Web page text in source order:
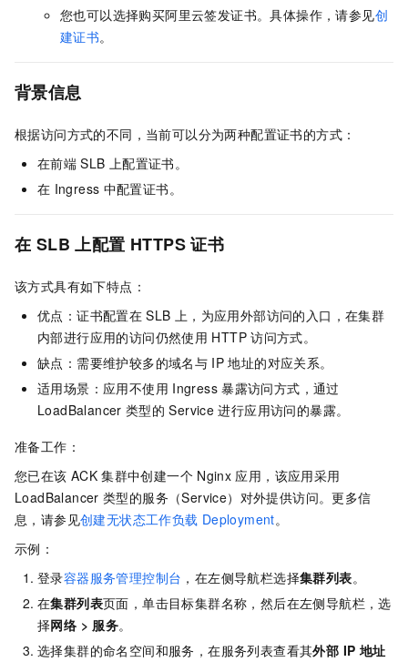
您也可以选择购买阿里云签发证书。具体操作，请参见创
建证书。
背景信息
根据访问方式的不同，当前可以分为两种配置证书的方式：
在前端 SLB 上配置证书。
在 Ingress 中配置证书。
在 SLB 上配置 HTTPS 证书
该方式具有如下特点：
优点：证书配置在 SLB 上，为应用外部访问的入口，在集群
内部进行应用的访问仍然使用 HTTP 访问方式。
缺点：需要维护较多的域名与 IP 地址的对应关系。
适用场景：应用不使用 Ingress 暴露访问方式，通过
LoadBalancer 类型的 Service 进行应用访问的暴露。
准备工作：
您已在该 ACK 集群中创建一个 Nginx 应用，该应用采用
LoadBalancer 类型的服务（Service）对外提供访问。更多信
息，请参见创建无状态工作负载 Deployment。
示例：
登录容器服务管理控制台 ，在左侧导航栏选择集群列表。
在集群列表页面，单击目标集群名称，然后在左侧导航栏，选
择网络 > 服务。
选择集群的命名空间和服务，在服务列表查看其外部 IP 地址